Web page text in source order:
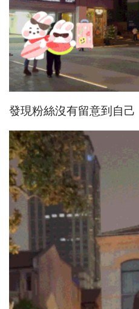
發現粉絲沒有留意到自己